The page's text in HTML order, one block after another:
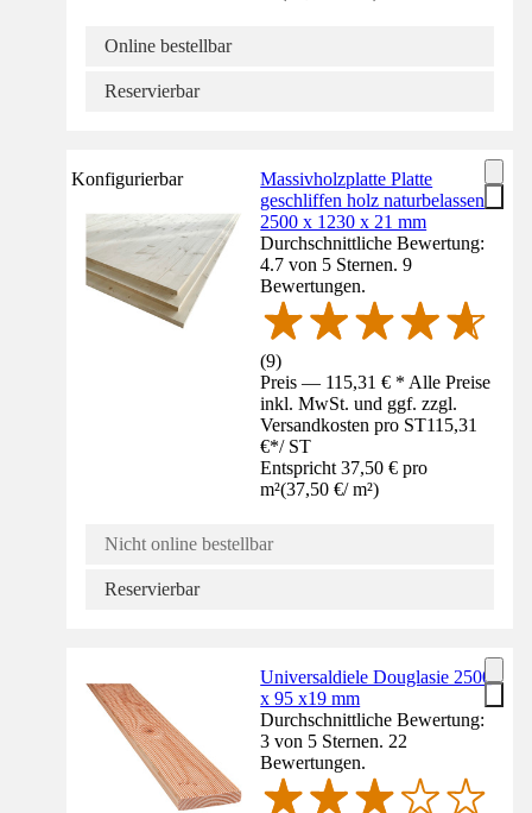
Online bestellbar
Reservierbar
Konfigurierbar
Massivholzplatte Platte
geschliffen holz naturbelassen
2500 x 1230 x 21 mm
Durchschnittliche Bewertung:
4.7 von 5 Sternen. 9
Bewertungen.
(9)
Preis — 115,31 € * Alle Preise
inkl. MwSt. und ggf. zzgl.
Versandkosten pro ST115,31
€*/ ST
Entspricht 37,50 € pro
m²(37,50 €/ m²)
Nicht online bestellbar
Reservierbar
Universaldiele Douglasie 2500
x 95 x19 mm
Durchschnittliche Bewertung:
3 von 5 Sternen. 22
Bewertungen.